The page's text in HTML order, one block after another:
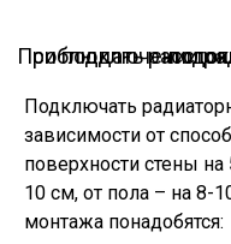
При подключении радиаторов необходимо
Подключать
зависимости от
поверхности стены
10 см, от пола – на 8-
монтажа понадобятся: